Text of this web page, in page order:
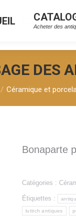
Acheter des antiquités
DES
Céramique et
Bonaparte
Catégories :
Étiquettes :
luttich antiques
Acheter des